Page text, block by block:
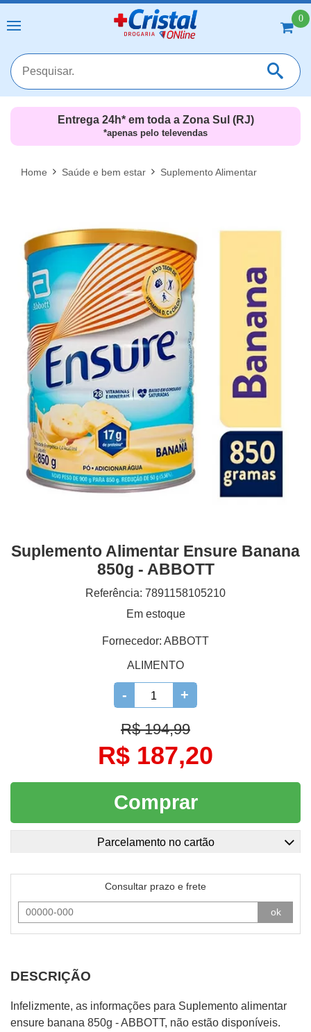
0
MAIS RESULTADOS
Entrega 24h* em toda a Zona Sul (RJ)
*apenas pelo televendas
Home Saúde e bem estar Suplemento Alimentar
Suplemento Alimentar Ensure Banana
850g - ABBOTT
Referência: 7891158105210
Em estoque
Fornecedor: ABBOTT
ALIMENTO
- +
R$ 194,99
R$ 187,20
Comprar
Parcelamento no cartão
Consultar prazo e frete
ok
DESCRIÇÃO
Infelizmente, as informações para Suplemento alimentar
ensure banana 850g - ABBOTT, não estão disponíveis.